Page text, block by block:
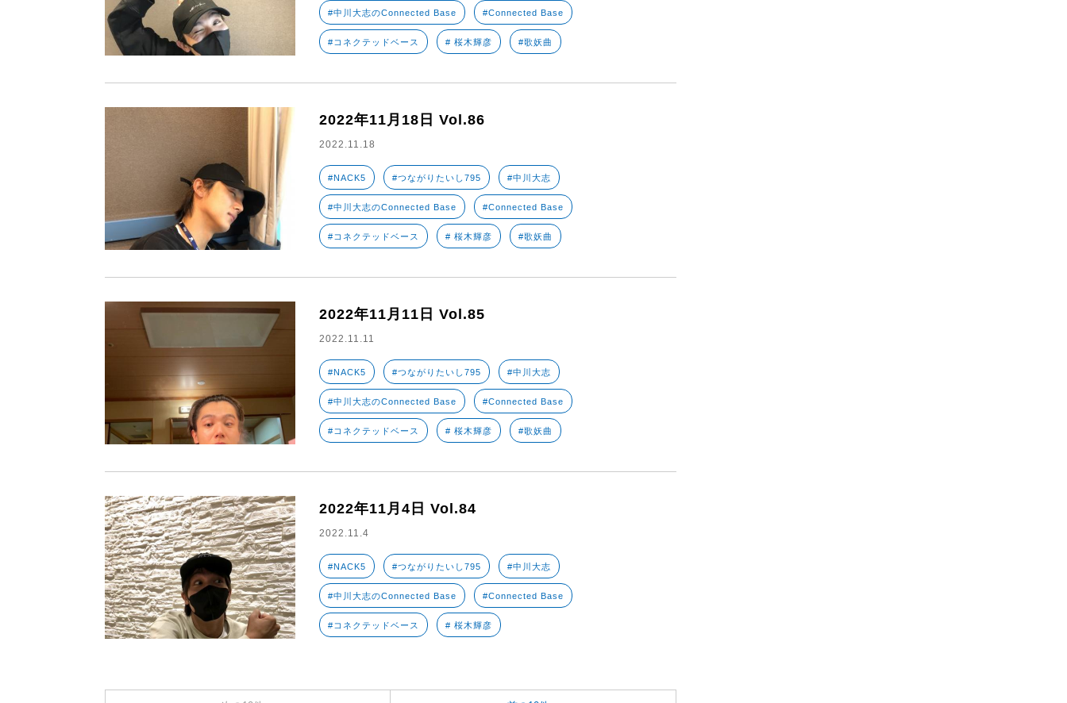
#中川大志のConnected Base #Connected Base
#コネクテッドベース # 桜木輝彦 #歌妖曲
2022年11月18日 Vol.86
2022.11.18
#NACK5 #つながりたいし795 #中川大志
#中川大志のConnected Base #Connected Base
#コネクテッドベース # 桜木輝彦 #歌妖曲
2022年11月11日 Vol.85
2022.11.11
#NACK5 #つながりたいし795 #中川大志
#中川大志のConnected Base #Connected Base
#コネクテッドベース # 桜木輝彦 #歌妖曲
2022年11月4日 Vol.84
2022.11.4
#NACK5 #つながりたいし795 #中川大志
#中川大志のConnected Base #Connected Base
#コネクテッドベース # 桜木輝彦